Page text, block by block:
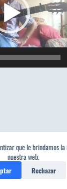
que le brindamos
nuestra web.
Rechazar